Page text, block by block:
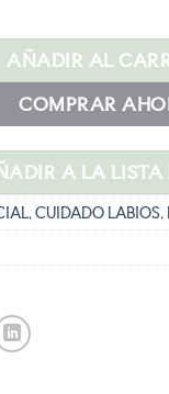
€.20,40 €.
AÑADIR AL
COMPRAR
A LA LISTA
, CUIDADO LABIOS,